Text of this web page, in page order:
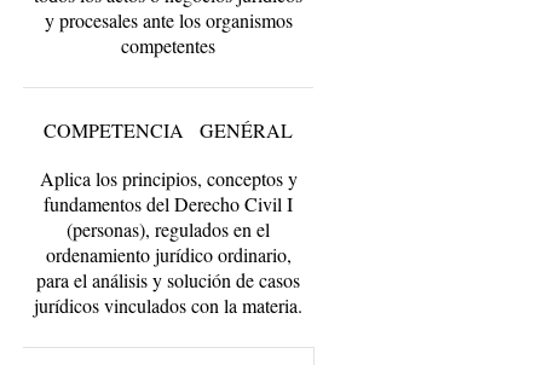
y procesales ante los organismos
competentes
COMPETENCIA GENÉRAL
Aplica los principios, conceptos y
fundamentos del Derecho Civil I
(personas), regulados en el
ordenamiento jurídico ordinario,
para el análisis y solución de casos
jurídicos vinculados con la materia.